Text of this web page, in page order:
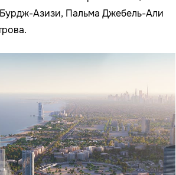
Бурдж-Азизи, Пальма Джебель-Али